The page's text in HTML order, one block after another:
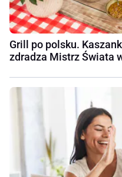
Grill po polsku.
zdradza Mistrz Świata